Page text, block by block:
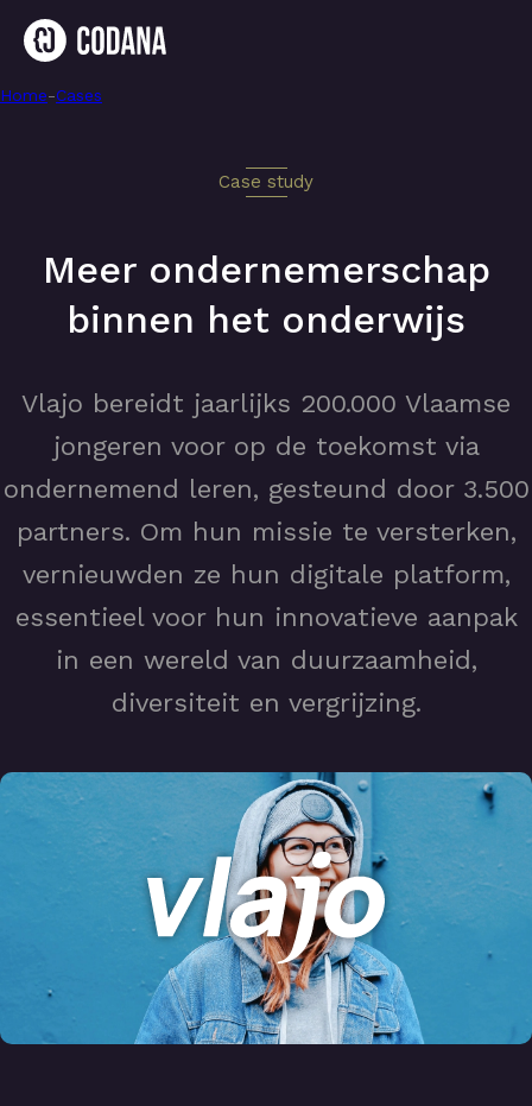
Home-Cases
-
Meer ondernemerschap binnen het onderwijs
Case study
Meer ondernemerschap
binnen het onderwijs
Vlajo bereidt jaarlijks 200.000 Vlaamse
jongeren voor op de toekomst via
ondernemend leren, gesteund door 3.500
partners. Om hun missie te versterken,
vernieuwden ze hun digitale platform,
essentieel voor hun innovatieve aanpak
in een wereld van duurzaamheid,
diversiteit en vergrijzing.